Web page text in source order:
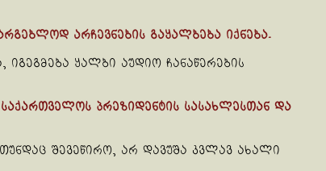
არჩევნების გაყალბება იქნება.
იგეგმება ყალბი აუდიო ჩანაწერების
პრეზიდენტის სასახლესთან და
შევეწირო, არ დავუშა კვლავ ახალი